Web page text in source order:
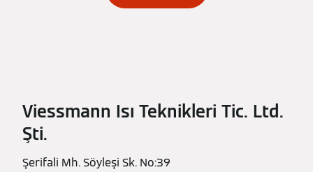
Viessmann Isı Teknikleri Tic. Ltd.
Şti.
Şerifali Mh. Söyleşi Sk. No:39